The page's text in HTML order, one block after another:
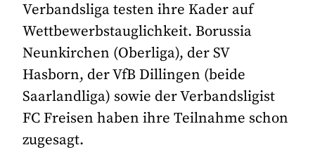
Verbandsliga testen ihre Kader auf
Wettbewerbstauglichkeit. Borussia
Neunkirchen (Oberliga), der SV
Hasborn, der VfB Dillingen (beide
Saarlandliga) sowie der Verbandsligist
FC Freisen haben ihre Teilnahme schon
zugesagt.